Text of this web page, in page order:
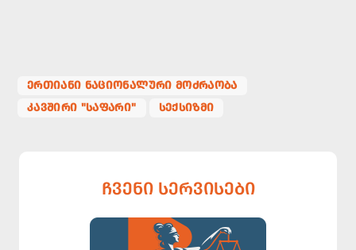
ᲔᲠᲗᲘᲐᲜᲘ ᲜᲐᲪᲘᲝᲜᲐᲚᲣᲠᲘ ᲛᲝᲫᲠᲐᲝᲑᲐ
ᲙᲐᲕᲨᲘᲠᲘ "ᲡᲐᲤᲐᲠᲘ"
ᲡᲔᲥᲡᲘᲖᲛᲘ
ᲩᲕᲔᲜᲘ ᲡᲔᲠᲕᲘᲡᲔᲑᲘ